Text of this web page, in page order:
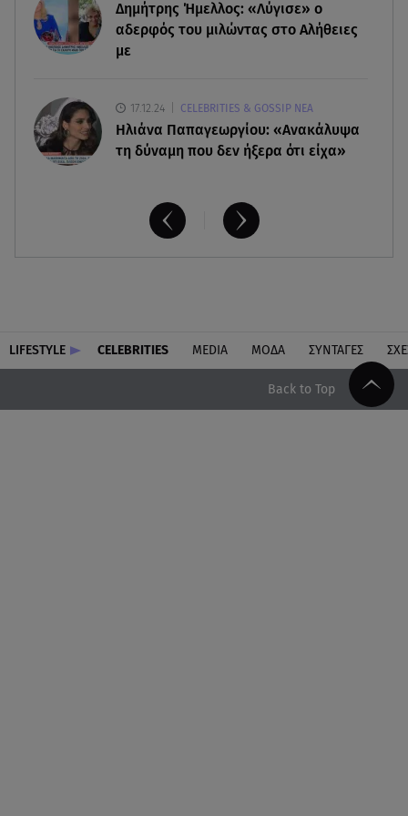
Δημήτρης Ήμελλος: «Λύγισε» ο
αδερφός του μιλώντας στο Αλήθειες
με
17.12.24 CELEBRITIES & GOSSIP ΝΕΑ
Ηλιάνα Παπαγεωργίου: «Ανακάλυψα
τη δύναμη που δεν ήξερα ότι είχα»
LIFESTYLE CELEBRITIES MEDIA ΜΟΔΑ ΣΥΝΤΑΓΕΣ
Back to Top